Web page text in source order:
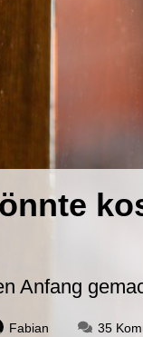
Anfang
Fabian 35